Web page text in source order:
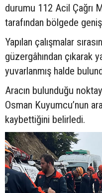
durumu 112 Acil Çağrı
tarafından bölgede
Yapılan çalışmalar
güzergâhından çıkarak
yuvarlanmış halde
Aracın bulunduğu
Osman Kuyumcu’nun
kaybettiğini belirledi.